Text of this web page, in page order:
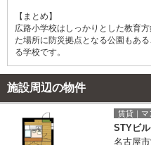
【まとめ】
広路小学校はしっかりとした教育
た場所に防災拠点となる公園もあ
る学校です。
施設周辺の物件
賃貸｜マ
STYビル
名古屋